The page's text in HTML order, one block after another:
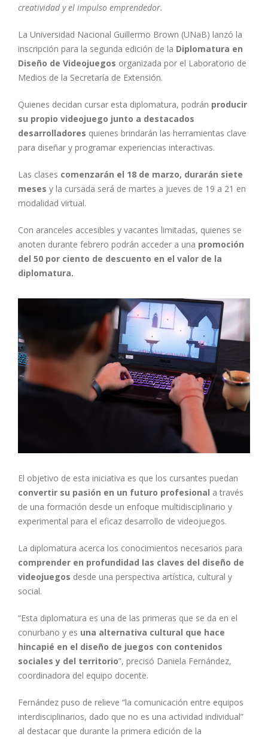
creatividad y el impulso emprendedor.
La Universidad Nacional Guillermo Brown (UNaB) lanzó la
inscripción para la segunda edición de la Diplomatura en
Diseño de Videojuegos organizada por el Laboratorio de
Medios de la Secretaría de Extensión.
Quienes decidan cursar esta diplomatura, podrán producir
su propio videojuego junto a destacados
desarrolladores quienes brindarán las herramientas clave
para diseñar y programar experiencias interactivas.
Las clases comenzarán el 18 de marzo, durarán siete
meses y la cursada será de martes a jueves de 19 a 21 en
modalidad virtual.
Con aranceles accesibles y vacantes limitadas, quienes se
anoten durante febrero podrán acceder a una promoción
del 50 por ciento de descuento en el valor de la
diplomatura.
El objetivo de esta iniciativa es que los cursantes puedan
convertir su pasión en un futuro profesional a través
de una formación desde un enfoque multidisciplinario y
experimental para el eficaz desarrollo de videojuegos.
La diplomatura acerca los conocimientos necesarios para
comprender en profundidad las claves del diseño de
videojuegos desde una perspectiva artística, cultural y
social.
“Esta diplomatura es una de las primeras que se da en el
conurbano y es una alternativa cultural que hace
hincapié en el diseño de juegos con contenidos
sociales y del territorio”, precisó Daniela Fernández,
coordinadora del equipo docente.
Fernández puso de relieve “la comunicación entre equipos
interdisciplinarios, dado que no es una actividad individual”
al destacar que durante la primera edición de la